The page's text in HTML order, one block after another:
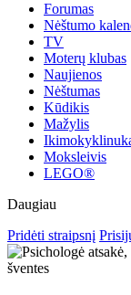
Forumas
Nėštumo
TV
Moterų klubas
Naujienos
Nėštumas
Kūdikis
Mažylis
Moksleivis
LEGO®
Daugiau
Pridėti straipsnį